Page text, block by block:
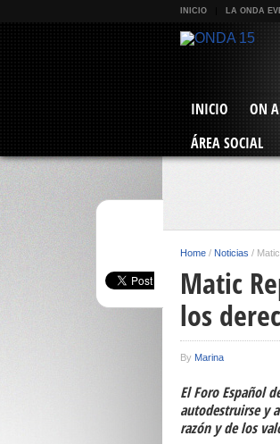
INICIO LA ONDA
INICIO ON
ÁREA SOCIAL
Home / Noticias /
Matic
los
By Marina
El Foro Español
autodestruirse y
razón y de los